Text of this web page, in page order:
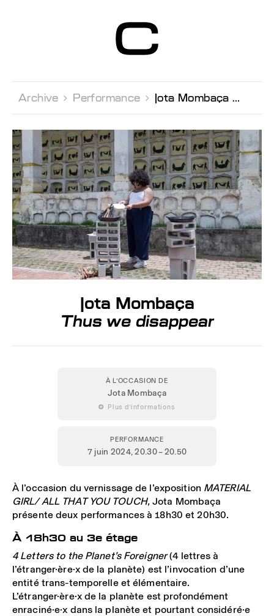
Contemporain
Genève
Archive  Performance  Jota Mombaça
Jota Mombaça
Thus we disappear
À L’OCCASION DE
Jota Mombaça
 Plus d’informations
PERFORMANCE
7 juin 2024, 20.30 – 20.50
À l’occasion du vernissage de l’exposition MATERIAL
GIRL/ ALL THAT YOU TOUCH,Jota Mombaça
présente deux performances à 18h30 et 20h30.
À 18h30 au 3e étage
4 Letters to the Planet’s Foreigner(4 lettres à
l’étranger·ère·x de la planète) est l’invocation d’une
entité trans-temporelle et élémentaire.
L’étranger·ère·x de la planète est profondément
enraciné·e·x dans la planète et pourtant considéré·e